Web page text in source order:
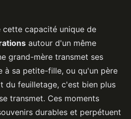
cette capacité unique de
autour d'un même
grand-mère transmet ses
à sa petite-fille, ou qu'un père
du feuilletage, c'est bien plus
transmet. Ces moments
durables et perpétuent